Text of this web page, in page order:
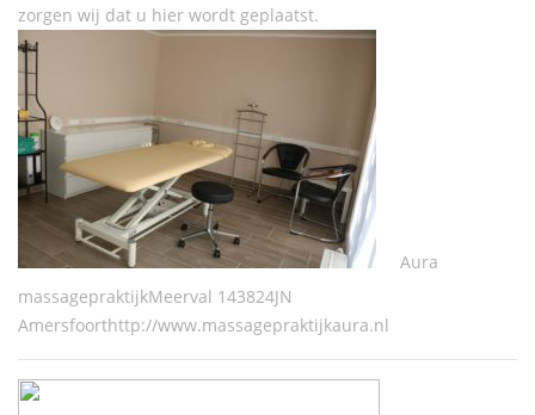
zorgen wij dat u hier wordt geplaatst.
Aura
massagepraktijkMeerval 143824JN
Amersfoorthttp://www.massagepraktijkaura.nl